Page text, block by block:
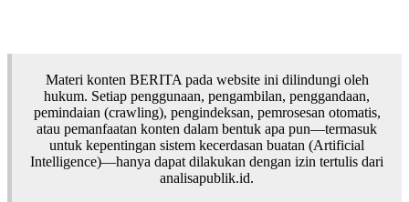
Materi konten BERITA pada website ini dilindungi oleh
hukum. Setiap penggunaan, pengambilan, penggandaan,
pemindaian (crawling), pengindeksan, pemrosesan otomatis,
atau pemanfaatan konten dalam bentuk apa pun—termasuk
untuk kepentingan sistem kecerdasan buatan (Artificial
Intelligence)—hanya dapat dilakukan dengan izin tertulis dari
analisapublik.id.